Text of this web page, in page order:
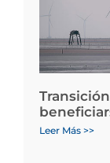
Leer Más >>